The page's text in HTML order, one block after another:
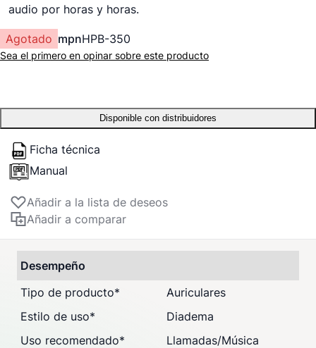
audio por horas y horas.
Agotado mpnHPB-350
Sea el primero en opinar sobre este producto
Disponible con distribuidores
Ficha técnica
Manual
Añadir a la lista de deseos
Añadir a comparar
Desempeño
Tipo de producto*
Auriculares
Estilo de uso*
Diadema
Uso recomendado*
Llamadas/Música